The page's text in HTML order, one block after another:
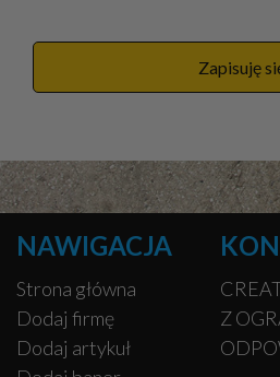
Zapisuję
NAWIGACJA
Strona główna
Dodaj firmę
Dodaj artykuł
Z